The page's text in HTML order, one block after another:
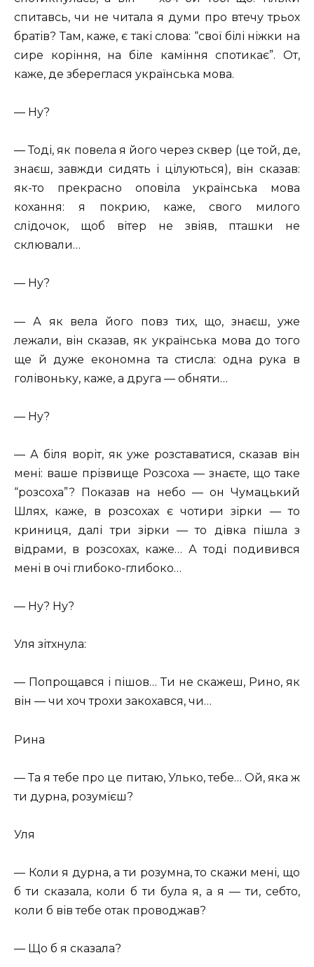
спитавсь, чи не читала я думи про втечу трьох
братів? Там, каже, є такі слова: “свої білі ніжки на
сире коріння, на біле каміння спотикає”. От,
каже, де збереглася українська мова.
— Ну?
— Тоді, як повела я його через сквер (це той, де,
знаєш, завжди сидять і цілуються), він сказав:
як-то прекрасно оповіла українська мова
кохання: я покрию, каже, свого милого
слідочок, щоб вітер не звіяв, пташки не
склювали…
— Ну?
— А як вела його повз тих, що, знаєш, уже
лежали, він сказав, як українська мова до того
ще й дуже економна та стисла: одна рука в
голівоньку, каже, а друга — обняти…
— Ну?
— А біля воріт, як уже розставатися, сказав він
мені: ваше прізвище Розсоха — знаєте, що таке
“розсоха”? Показав на небо — он Чумацький
Шлях, каже, в розсохах є чотири зірки — то
криниця, далі три зірки — то дівка пішла з
відрами, в розсохах, каже… А тоді подивився
мені в очі глибоко-глибоко…
— Ну? Ну?
Уля зітхнула:
— Попрощався і пішов… Ти не скажеш, Рино, як
він — чи хоч трохи закохався, чи…
Рина
— Та я тебе про це питаю, Улько, тебе… Ой, яка ж
ти дурна, розумієш?
Уля
— Коли я дурна, а ти розумна, то скажи мені, що
б ти сказала, коли б ти була я, а я — ти, себто,
коли б вів тебе отак проводжав?
— Що б я сказала?